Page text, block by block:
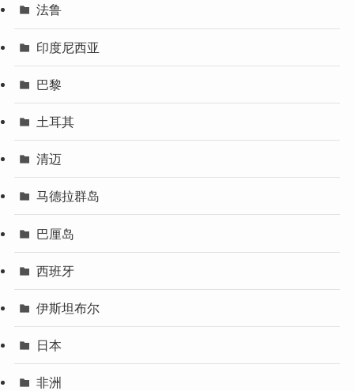
法鲁
印度尼西亚
巴黎
土耳其
清迈
马德拉群岛
巴厘岛
西班牙
伊斯坦布尔
日本
非洲